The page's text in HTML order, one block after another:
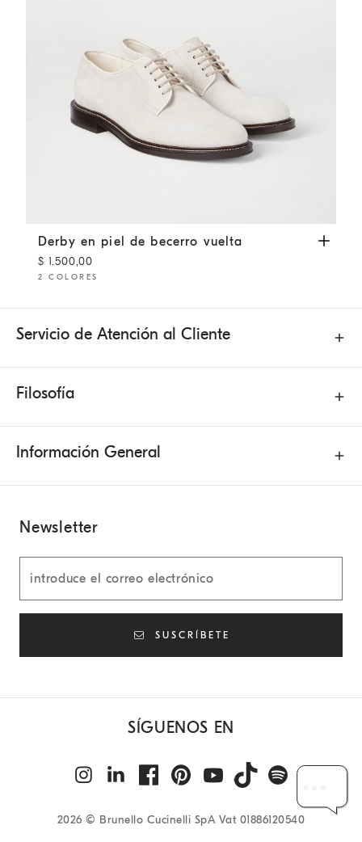
Derby en piel de becerro vuelta Panamá
Derby en piel de becerro vuelta
$ 1.500,00
2 COLORES
Servicio de Atención al Cliente
Filosofía
Información General
Newsletter
SUSCRÍBETE
SÍGUENOS EN
2026 © Brunello Cucinelli SpA Vat 01886120540